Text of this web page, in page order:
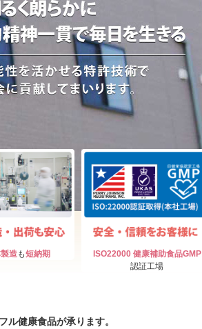
造も短納期 ISO22000 健康補助食品GMP
認証工場
健康食品が承ります。